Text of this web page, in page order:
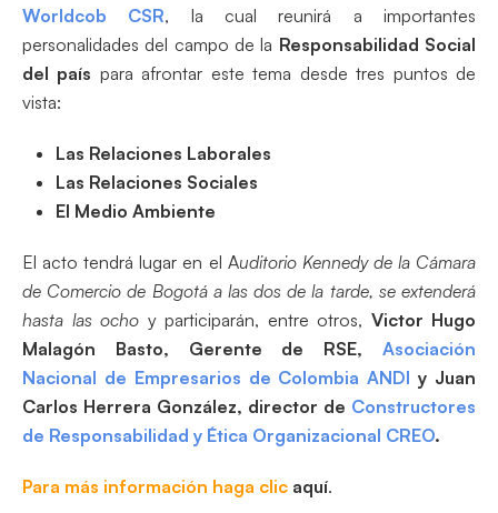
Worldcob CSR, la cual reunirá a importantes
personalidades del campo de la Responsabilidad Social
del país para afrontar este tema desde tres puntos de
vista:
Las Relaciones Laborales
Las Relaciones Sociales
El Medio Ambiente
El acto tendrá lugar en el Auditorio Kennedy de la Cámara
de Comercio de Bogotá a las dos de la tarde, se extenderá
hasta las ocho y participarán, entre otros, Victor Hugo
Malagón Basto, Gerente de RSE, Asociación
Nacional de Empresarios de Colombia ANDI y Juan
Carlos Herrera González, director de Constructores
de Responsabilidad y Ética Organizacional CREO.
Para más información haga clic aquí.